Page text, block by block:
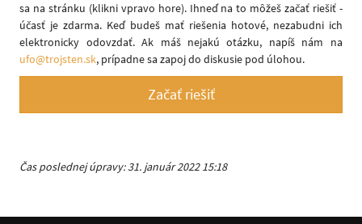
sa na stránku (klikni vpravo hore). Ihneď na to môžeš začať riešiť -
účasť je zdarma. Keď budeš mať riešenia hotové, nezabudni ich
elektronicky odovzdať. Ak máš nejakú otázku, napíš nám na
ufo@trojsten.sk, prípadne sa zapoj do diskusie pod úlohou.
Začať riešiť
Čas poslednej úpravy: 31. január 2022 15:18